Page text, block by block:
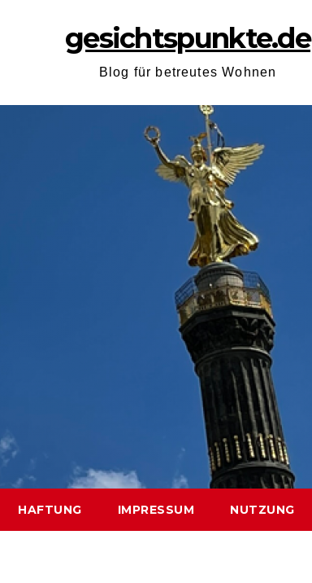
gesichtspunkte.de
Blog für betreutes Wohnen
HAFTUNG IMPRESSUM NUTZUNG